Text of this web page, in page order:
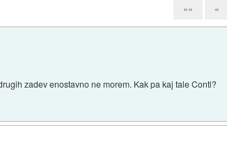
«« «
zadev enostavno ne morem. Kak pa kaj tale Conti?